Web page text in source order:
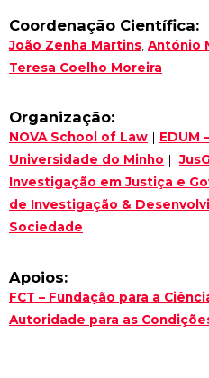
Coordenação Científica:
João Zenha Martins António
Teresa Coelho Moreira
Organização:
NOVA School of Law | EDUM
Universidade do Minho |
Investigação em Justiça e
de Investigação &
Sociedade
Apoios:
FCT – Fundação para a
Autoridade para as